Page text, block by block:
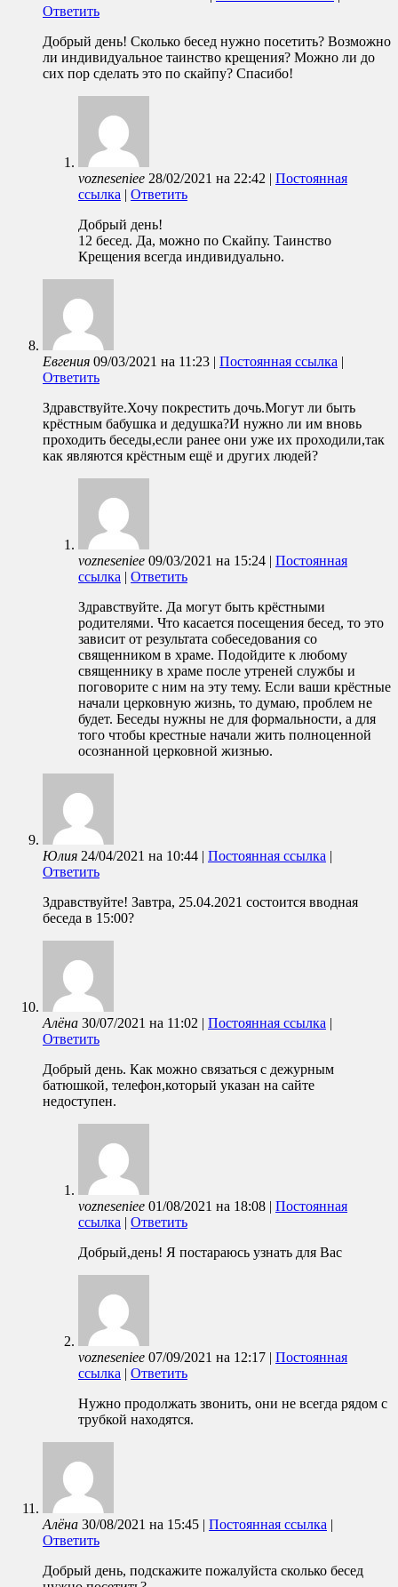
Ответить
Добрый день! Сколько бесед нужно посетить? Возможно
ли индивидуальное таинство крещения? Можно ли до
сих пор сделать это по скайпу? Спасибо!
vozneseniee 28/02/2021 на 22:42 | Постоянная
ссылка | Ответить
Добрый день!
12 бесед. Да, можно по Скайпу. Таинство
Крещения всегда индивидуально.
Евгения 09/03/2021 на 11:23 | Постоянная ссылка |
Ответить
Здравствуйте.Хочу покрестить дочь.Могут ли быть
крёстным бабушка и дедушка?И нужно ли им вновь
проходить беседы,если ранее они уже их проходили,так
как являются крёстным ещё и других людей?
vozneseniee 09/03/2021 на 15:24 | Постоянная
ссылка | Ответить
Здравствуйте. Да могут быть крёстными
родителями. Что касается посещения бесед, то это
зависит от результата собеседования со
священником в храме. Подойдите к любому
священнику в храме после утреней службы и
поговорите с ним на эту тему. Если ваши крёстные
начали церковную жизнь, то думаю, проблем не
будет. Беседы нужны не для формальности, а для
того чтобы крестные начали жить полноценной
осознанной церковной жизнью.
Юлия 24/04/2021 на 10:44 | Постоянная ссылка |
Ответить
Здравствуйте! Завтра, 25.04.2021 состоится вводная
беседа в 15:00?
Алёна 30/07/2021 на 11:02 | Постоянная ссылка |
Ответить
Добрый день. Как можно связаться с дежурным
батюшкой, телефон,который указан на сайте
недоступен.
vozneseniee 01/08/2021 на 18:08 | Постоянная
ссылка | Ответить
Добрый,день! Я постараюсь узнать для Вас
vozneseniee 07/09/2021 на 12:17 | Постоянная
ссылка | Ответить
Нужно продолжать звонить, они не всегда рядом с
трубкой находятся.
Алёна 30/08/2021 на 15:45 | Постоянная ссылка |
Ответить
Добрый день, подскажите пожалуйста сколько бесед